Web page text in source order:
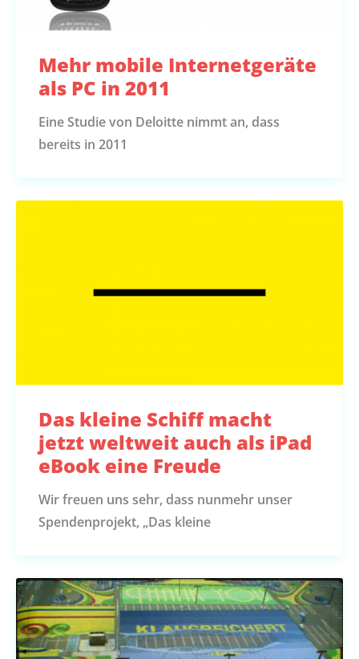
Mehr mobile Internetgeräte
als PC in 2011
Eine Studie von Deloitte nimmt an, dass
bereits in 2011
Das kleine Schiff macht
jetzt weltweit auch als iPad
eBook eine Freude
Wir freuen uns sehr, dass nunmehr unser
Spendenprojekt, „Das kleine